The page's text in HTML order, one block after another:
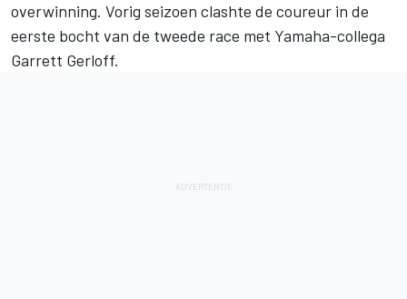
overwinning. Vorig seizoen clashte de coureur in de
eerste bocht van de tweede race met Yamaha-collega
Garrett Gerloff.